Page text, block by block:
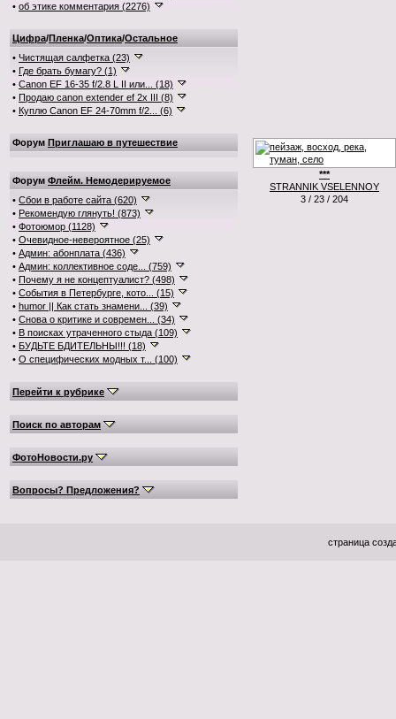
• об этике комментария (2276)
Цифра/Пленка/Оптика/Остальное
• Чистящая салфетка (23)
• Где брать бумагу? (1)
• Canon EF 16-35 f/2.8 L II или... (18)
• Продаю canon extender ef 2x III (8)
• Куплю Canon EF 24-70mm f/2... (6)
Форум Приглашаю в путешествие
Форум Флейм. Немодерируемое
• Сбои в работе сайта (620)
• Рекомендую глянуть! (873)
• Фотоюмор (1128)
• Очевидное-невероятное (25)
• Админ: абонплата (436)
• Админ: коллективное соде... (759)
• Почему я не концептуалист? (498)
• События в Петербурге, кото... (15)
• humor || Как стать знамени... (39)
• Снова о критике и современ... (34)
• В поисках утраченного стыда (109)
• БУДЬТЕ БДИТЕЛЬНЫ!!! (18)
• О специфических модных т... (100)
Перейти к рубрике
Поиск по авторам
ФотоНовости.ру
Вопросы? Предложения?
***
STRANNIK VSELENNOY
3 / 23 / 204
страница